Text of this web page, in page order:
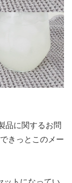
品に関するお問
きっとこのメー